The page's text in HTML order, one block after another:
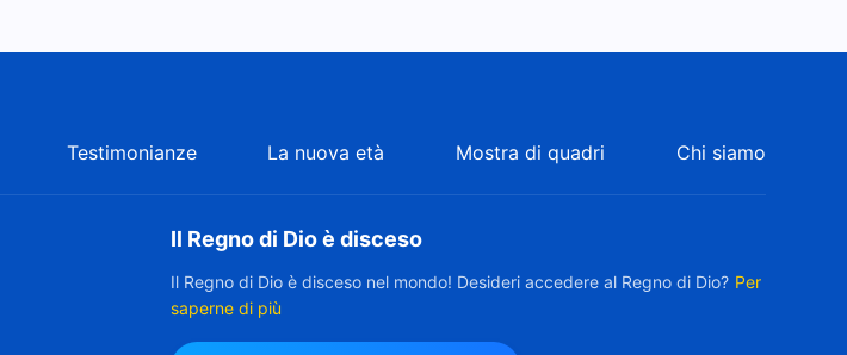
Testimonianze La nuova età Mostra di quadri Chi siamo
Il Regno di Dio è disceso
Il Regno di Dio è disceso nel mondo! Desideri accedere al Regno di Dio? Per
saperne di più